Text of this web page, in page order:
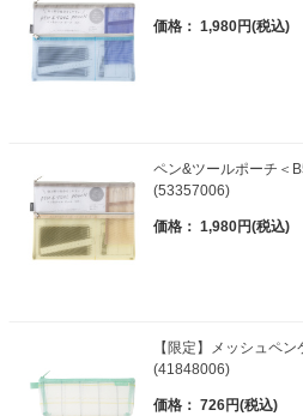
価格： 1,980円(税込)
ペン&ツールポーチ＜
(53357006)
価格： 1,980円(税込)
【限定】メッシュペ
(41848006)
価格： 726円(税込)